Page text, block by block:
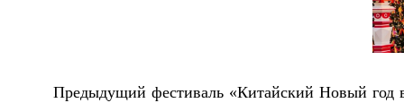
Предыдущий фестиваль «Китайский Новый год